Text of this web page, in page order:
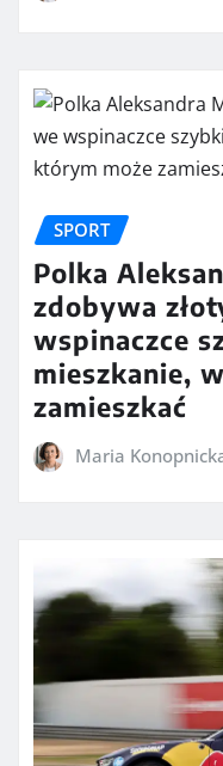
SPORT
Polka
zdobywa
wspinaczce
mieszkanie,
zamieszkać
Maria